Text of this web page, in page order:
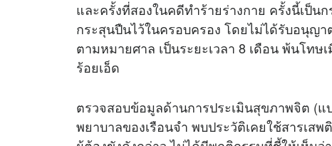
และครั้งที่สองในคดีทำร้ายร่างกาย ครั้งนี้เป็น
กระสุนปืนไว้ในครอบครอง โดยไม่ได้รับอนุญ
ตามหมายศาล เป็นระยะเวลา 8 เดือน พ้นโทษ
ร้อยเอ็ด
ตรวจสอบข้อมูลด้านการประเมินสุขภาพจิต (
พยาบาลของเรือนจำ พบประวัติเคยใช้สารเ